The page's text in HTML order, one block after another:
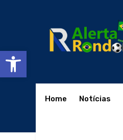
Abrir a barra de ferramentas
Home Notícias